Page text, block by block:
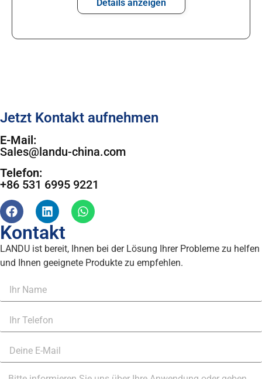
Details anzeigen
Jetzt Kontakt aufnehmen
E-Mail:
Sales@landu-china.com
Telefon:
+86 531 6995 9221
Kontakt
LANDU ist bereit, Ihnen bei der Lösung Ihrer Probleme zu helfen
und Ihnen geeignete Produkte zu empfehlen.